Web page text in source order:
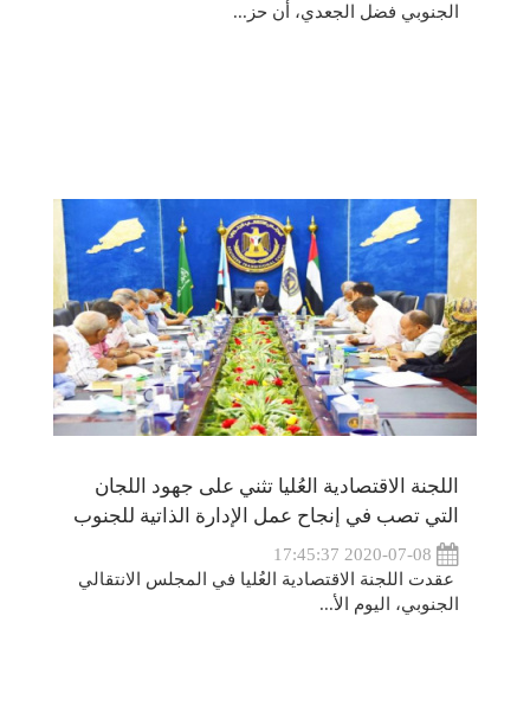
الجنوبي فضل الجعدي، أن حز...
اللجنة الاقتصادية العُليا تثني على جهود اللجان
التي تصب في إنجاح عمل الإدارة الذاتية للجنوب
عقدت اللجنة الاقتصادية العُليا في المجلس الانتقالي
الجنوبي، اليوم الأ...